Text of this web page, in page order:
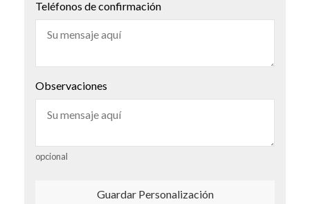
Teléfonos de confirmación
Observaciones
opcional
Guardar Personalización